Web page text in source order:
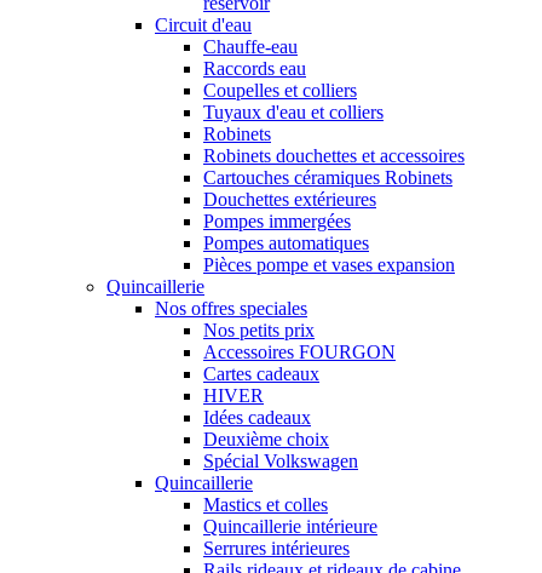
Circuit d'eau
Chauffe-eau
Raccords eau
Coupelles et colliers
Tuyaux d'eau et colliers
Robinets
Robinets douchettes et accessoires
Cartouches céramiques Robinets
Douchettes extérieures
Pompes immergées
Pompes automatiques
Pièces pompe et vases expansion
Quincaillerie
Nos offres speciales
Nos petits prix
Accessoires FOURGON
Cartes cadeaux
HIVER
Idées cadeaux
Deuxième choix
Spécial Volkswagen
Quincaillerie
Mastics et colles
Quincaillerie intérieure
Serrures intérieures